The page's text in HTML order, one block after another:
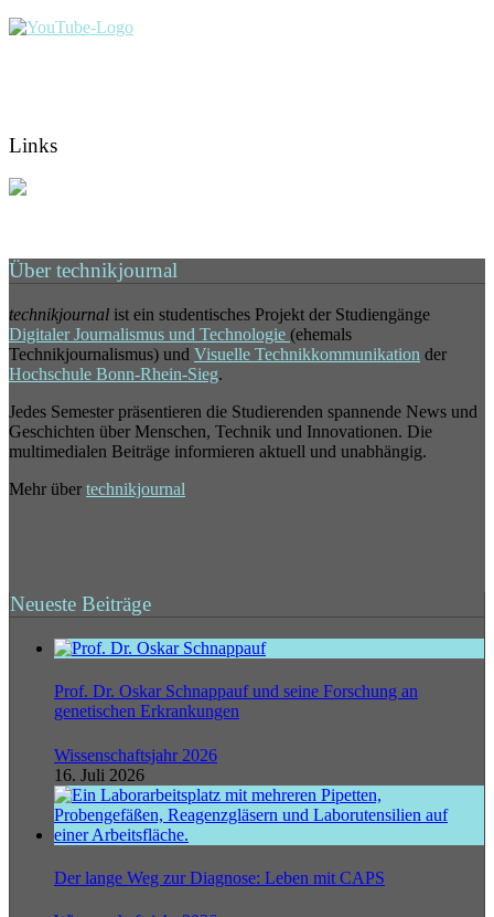
Links
Über technikjournal
technikjournal ist ein studentisches Projekt der Studiengänge
Digitaler Journalismus und Technologie (ehemals
Technikjournalismus) und Visuelle Technikkommunikation der
Hochschule Bonn-Rhein-Sieg.
Jedes Semester präsentieren die Studierenden spannende News und
Geschichten über Menschen, Technik und Innovationen. Die
multimedialen Beiträge informieren aktuell und unabhängig.
Mehr über technikjournal
Neueste Beiträge
Prof. Dr. Oskar Schnappauf und seine Forschung an
genetischen Erkrankungen
Wissenschaftsjahr 2026
16. Juli 2026
Der lange Weg zur Diagnose: Leben mit CAPS